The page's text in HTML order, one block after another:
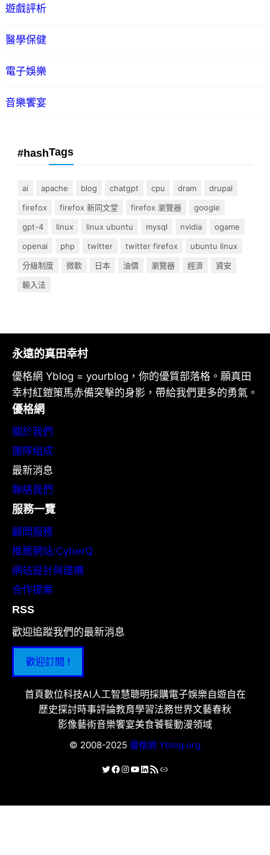
遊戲評析
醫學保健
電子娛樂
音樂饗宴
#hashTags
ai apache blog chatgpt cpu dram
drupal
firefox
firefox 新同文堂 firefox 瀏覽器
google
gpt-4
linux linux ubuntu mysql nvidia
ogame
openai
php twitter twitter firefox
ubuntu linux
分級制度
微軟 日本 油價 瀏覽器 經濟
資安
輸入法
永遠的真田幸村
優格網 Yblog = yourblog，你的優質部落格。願真田
幸村紅鎧策馬赤備突擊的身影，帶給我們更多的勇氣。
優格網
關於我們
團隊組成
最新消息
聯絡我們
服務一覽
顧問服務
推薦網站:CyberQ
網站設計與建構
合作提案
RSS
歡迎追蹤我們的最新消息
歡迎訂閱 !
首頁數位科技AI人工智慧聰明採購電子娛樂自遊自在
歷史探討時事評論教育學習法務世界文藝春秋
影像藝術音樂饗宴美食饕餮動漫領域
© 2008-2025 優格網 Yblog.org
X Facebook
Instagram
YouTube
LinkedIn
RSS 資訊提供連結